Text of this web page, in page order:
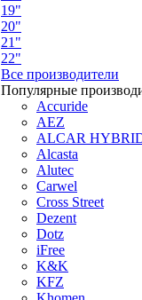
19"
20"
21"
22"
Все производители
Популярные
Accuride
AEZ
ALCAR
Alcasta
Alutec
Carwel
Cross Street
Dezent
Dotz
iFree
K&K
KFZ